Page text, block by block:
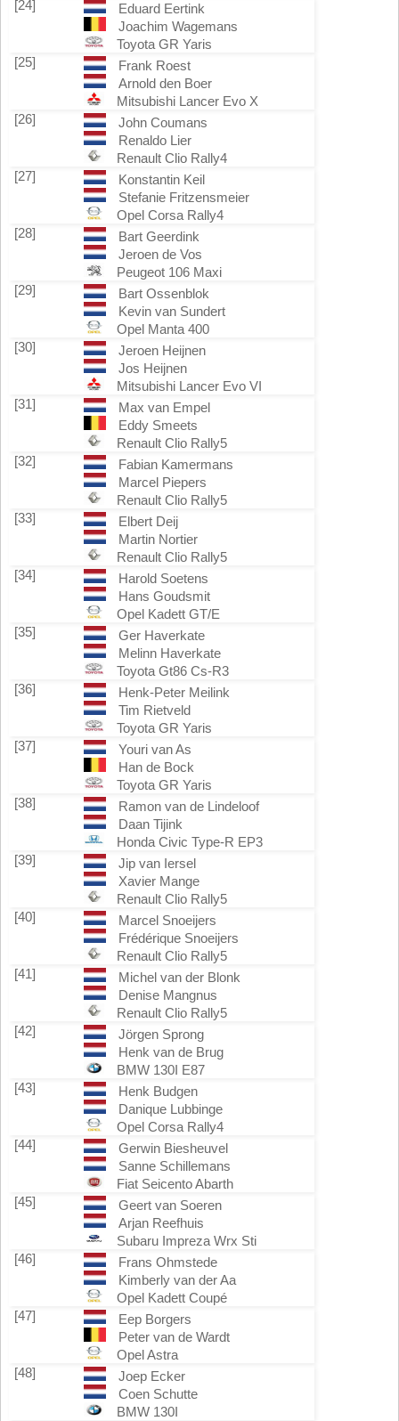
[24]
Eduard Eertink
Joachim Wagemans
Toyota GR Yaris
[25]
Frank Roest
Arnold den Boer
Mitsubishi Lancer Evo X
[26]
John Coumans
Renaldo Lier
Renault Clio Rally4
[27]
Konstantin Keil
Stefanie Fritzensmeier
Opel Corsa Rally4
[28]
Bart Geerdink
Jeroen de Vos
Peugeot 106 Maxi
[29]
Bart Ossenblok
Kevin van Sundert
Opel Manta 400
[30]
Jeroen Heijnen
Jos Heijnen
Mitsubishi Lancer Evo VI
[31]
Max van Empel
Eddy Smeets
Renault Clio Rally5
[32]
Fabian Kamermans
Marcel Piepers
Renault Clio Rally5
[33]
Elbert Deij
Martin Nortier
Renault Clio Rally5
[34]
Harold Soetens
Hans Goudsmit
Opel Kadett GT/E
[35]
Ger Haverkate
Melinn Haverkate
Toyota Gt86 Cs-R3
[36]
Henk-Peter Meilink
Tim Rietveld
Toyota GR Yaris
[37]
Youri van As
Han de Bock
Toyota GR Yaris
[38]
Ramon van de Lindeloof
Daan Tijink
Honda Civic Type-R EP3
[39]
Jip van Iersel
Xavier Mange
Renault Clio Rally5
[40]
Marcel Snoeijers
Frédérique Snoeijers
Renault Clio Rally5
[41]
Michel van der Blonk
Denise Mangnus
Renault Clio Rally5
[42]
Jörgen Sprong
Henk van de Brug
BMW 130I E87
[43]
Henk Budgen
Danique Lubbinge
Opel Corsa Rally4
[44]
Gerwin Biesheuvel
Sanne Schillemans
Fiat Seicento Abarth
[45]
Geert van Soeren
Arjan Reefhuis
Subaru Impreza Wrx Sti
[46]
Frans Ohmstede
Kimberly van der Aa
Opel Kadett Coupé
[47]
Eep Borgers
Peter van de Wardt
Opel Astra
[48]
Joep Ecker
Coen Schutte
BMW 130I